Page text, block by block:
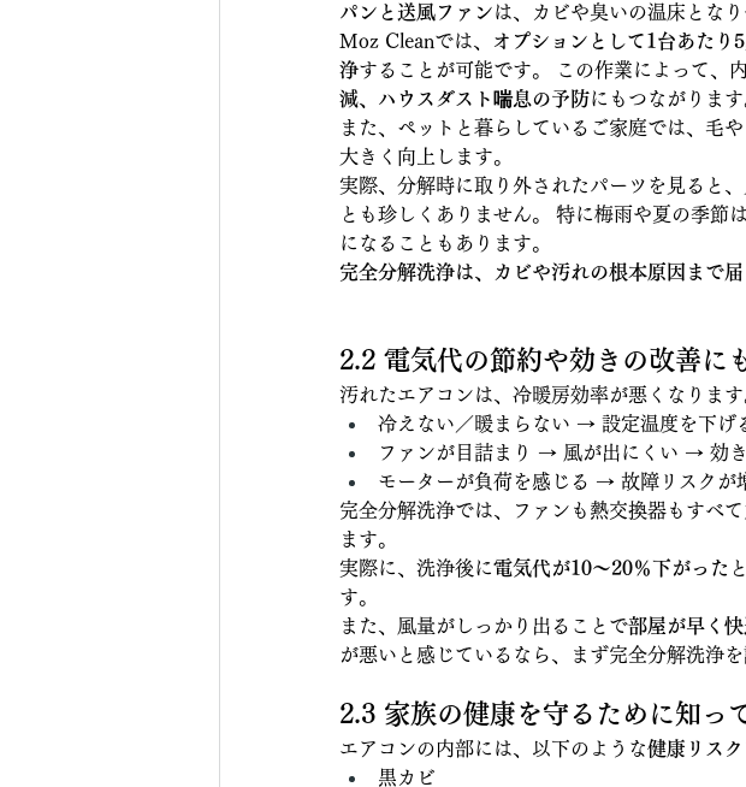
パンと送風ファンは、カビや臭いの温床となり
Moz Cleanでは、
オプションとして1台あたり
浄することが可能です。 この作業によって、
減、ハウスダスト喘息の予防にもつながります
また、ペットと暮らしているご家庭では、毛
大きく向上します。
実際、分解時に取り外されたパーツを見ると
とも珍しくありません。 特に梅雨や夏の季
になることもあります。
完全分解洗浄は、カビや汚れの根本原因まで
2.2 電気代の節約や効きの改善に
汚れたエアコンは、冷暖房効率が悪くなりま
冷えない／暖まらない → 設定温度を下げ
ファンが目詰まり → 風が出にくい → 効
モーターが負荷を感じる → 故障リスクが
完全分解洗浄では、ファンも熱交換器もすべ
ます。
実際に、洗浄後に電気代が10〜20％下がった
す。
また、風量がしっかり出ることで部屋が早く
が悪いと感じているなら、まず完全分解洗浄
2.3 家族の健康を守るために知っ
エアコンの内部には、以下のような健康リス
黒カビ